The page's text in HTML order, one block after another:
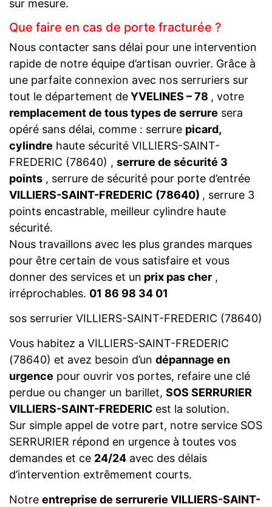
sur mesure.
Que faire en cas de porte fracturée ?
Nous contacter sans délai pour une intervention
rapide de notre équipe d’artisan ouvrier. Grâce à
une parfaite connexion avec nos serruriers sur
tout le département deYVELINES – 78 , votre
remplacement de tous types de serrure sera
opéré sans délai, comme : serrure picard,
cylindre haute sécurité VILLIERS-SAINT-
FREDERIC (78640) , serrure de sécurité 3
points , serrure de sécurité pour porte d’entrée
VILLIERS-SAINT-FREDERIC (78640) , serrure 3
points encastrable, meilleur cylindre haute
sécurité.
Nous travaillons avec les plus grandes marques
pour être certain de vous satisfaire et vous
donner des services et un prix pas cher ,
irréprochables. 01 86 98 34 01
sos serrurier VILLIERS-SAINT-FREDERIC (78640)
Vous habitez a VILLIERS-SAINT-FREDERIC
(78640) et avez besoin d’un dépannage en
urgence pour ouvrir vos portes, refaire une clé
perdue ou changer un barillet, SOS SERRURIER
VILLIERS-SAINT-FREDERIC est la solution.
Sur simple appel de votre part, notre service SOS
SERRURIER répond en urgence à toutes vos
demandes et ce 24/24 avec des délais
d’intervention extrêmement courts.
Notre entreprise de serrurerie VILLIERS-SAINT-